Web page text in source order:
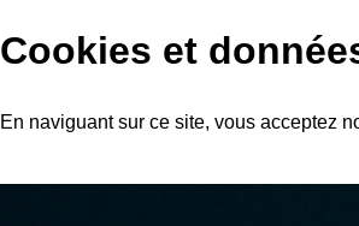
Cookies et
En naviguant sur ce site, vous acceptez